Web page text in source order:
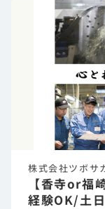
株式会社ツボサ
【香寺or福
経験OK/土